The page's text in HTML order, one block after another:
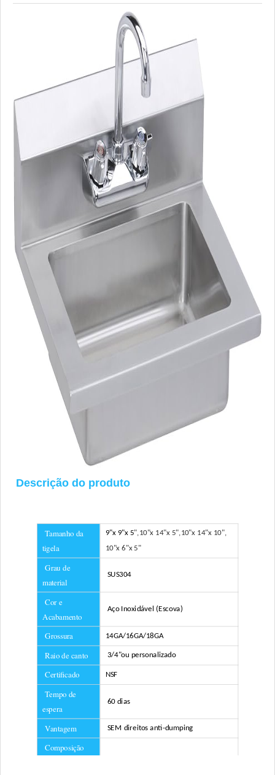
Descrição do produto
Tamanho da
tigela
9"x 9"x 5",10"x 14"x 5",10"x 14"x 10",
10"x 6"x 5"
Grau de
material
SUS304
Cor e
Acabamento
Aço Inoxidável (Escova)
Grossura 14GA/16GA/18GA
Raio de canto 3/4"ou personalizado
Certificado NSF
Tempo de
espera
60 dias
Vantagem SEM direitos anti-dumping
Composição